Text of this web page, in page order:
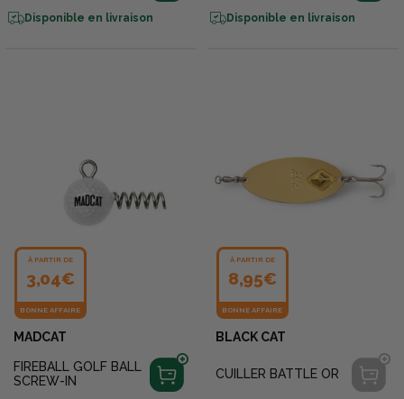
Disponible en livraison Disponible en livraison
À PARTIR DE
3,04€
BONNE AFFAIRE
MADCAT
FIREBALL GOLF BALL
SCREW-IN
À PARTIR DE
8,95€
BONNE AFFAIRE
BLACK CAT
CUILLER BATTLE OR